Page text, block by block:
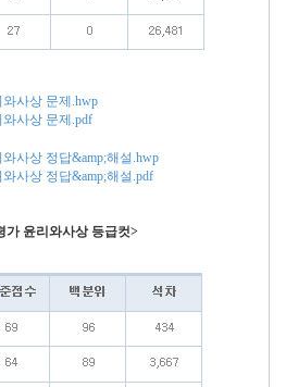
사상 문제.hwp
와사상 문제.pdf
사상 정답&amp;해설.hwp
사상 정답&amp;해설.pdf
가 윤리와사상 등급컷>